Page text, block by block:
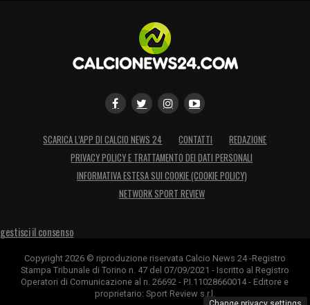
SCARICA L’APP DI CALCIO NEWS 24 CONTATTI
REDAZIONE
PRIVACY POLICY E TRATTAMENTO DEI DATI PERSONALI
INFORMATIVA ESTESA SUI COOKIE (COOKIE POLICY)
NETWORK SPORT REVIEW
gestisci il consenso
Copyright 2026 © riproduzione riservata Calcio News 24 -Registro
Stampa Tribunale di Torino n. 47 del 07/09/2021 - Iscritto al Registro
Operatori di Comunicazione al n. 26692 - P.I.11028660014 - Editore e
proprietario: Sport Review s.r.l.